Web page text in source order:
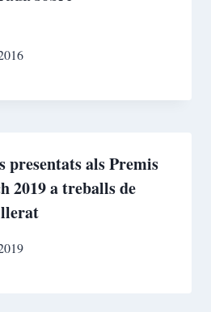
als Premis
2019 a treballs de